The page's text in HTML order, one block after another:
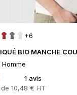
BIO MANCHE
Homme
1 avis
de10,48 € HT
+6